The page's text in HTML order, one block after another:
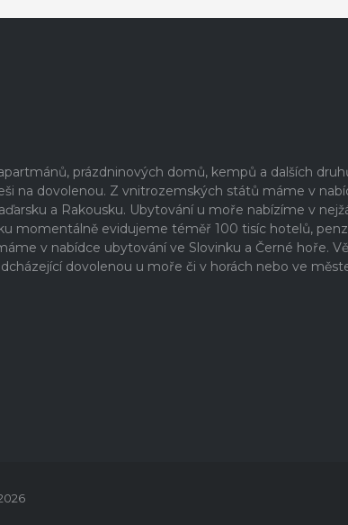
prázdninových domů, kempů a dalších
na dovolenou. Z vnitrozemských států máme v
a Rakousku. Ubytování u moře nabízíme v
momentálně evidujeme téměř 100 tisíc hotelů,
v nabídce ubytování ve Slovinku a Černé hoře.
dovolenou u moře či v horách nebo ve